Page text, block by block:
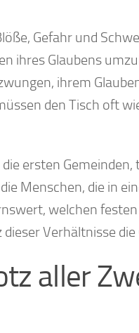
Gefahr und
ihres Glaubens
ihrem
den Tisch oft
ersten
Menschen, die in
welchen
Verhältnisse
aller